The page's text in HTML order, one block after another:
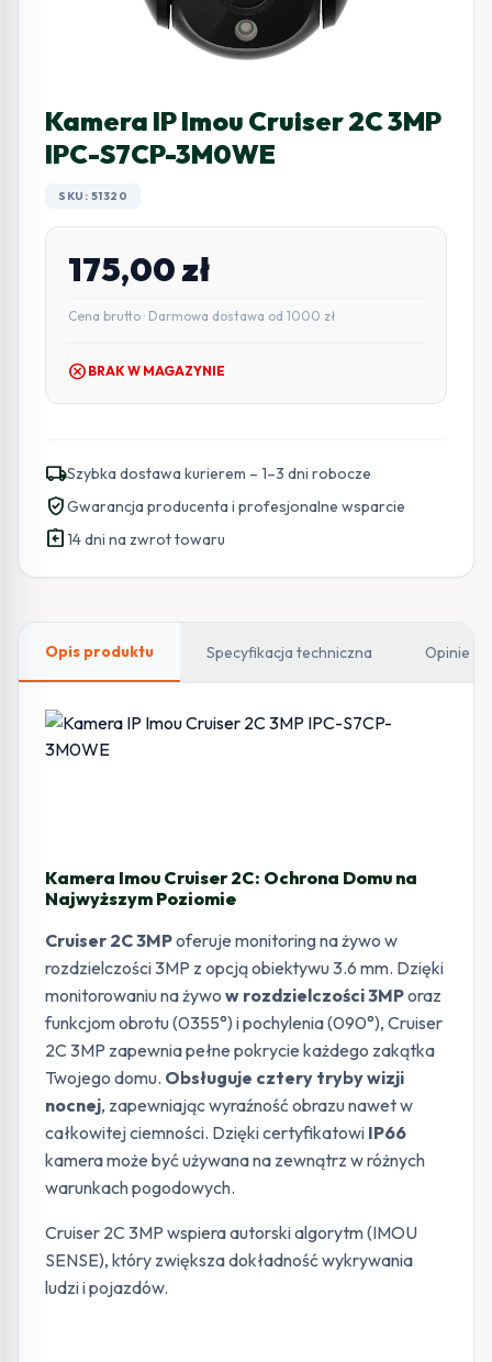
Kamera IP Imou Cruiser 2C 3MP
IPC-S7CP-3M0WE
SKU: 51320
175,00zł
Cena brutto · Darmowa dostawa od 1000 zł
cancel BRAK W MAGAZYNIE
local_shippingSzybka dostawa kurierem – 1–3 dni robocze
verified_userGwarancja producenta i profesjonalne wsparcie
assignment_return14 dni na zwrot towaru
Opis produktu Specyfikacja techniczna Opinie
Kamera Imou Cruiser 2C: Ochrona Domu na
Najwyższym Poziomie
Cruiser 2C 3MPoferuje monitoring na żywo w
rozdzielczości 3MP z opcją obiektywu 3.6 mm. Dzięki
monitorowaniu na żywo w rozdzielczości 3MPoraz
funkcjom obrotu (0355°) i pochylenia (090°), Cruiser
2C 3MP zapewnia pełne pokrycie każdego zakątka
Twojego domu. Obsługuje cztery tryby wizji
nocnej, zapewniając wyraźność obrazu nawet w
całkowitej ciemności. Dzięki certyfikatowi IP66
kamera może być używana na zewnątrz w różnych
warunkach pogodowych.
Cruiser 2C 3MP wspiera autorski algorytm (IMOU
SENSE), który zwiększa dokładność wykrywania
ludzi i pojazdów.